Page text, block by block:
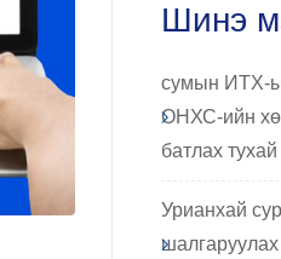
Шинэ
сумын ИТХ-
ОНХС-ийн
батлах тухай
Урианхай